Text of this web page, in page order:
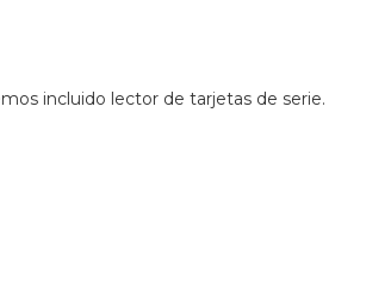
incluido lector de tarjetas de serie.